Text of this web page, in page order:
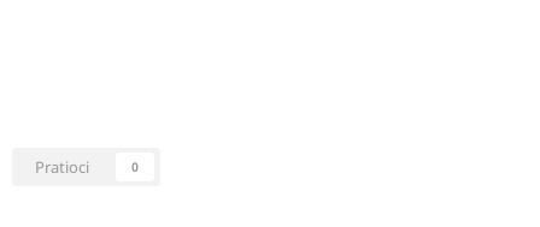
Pratioci 0